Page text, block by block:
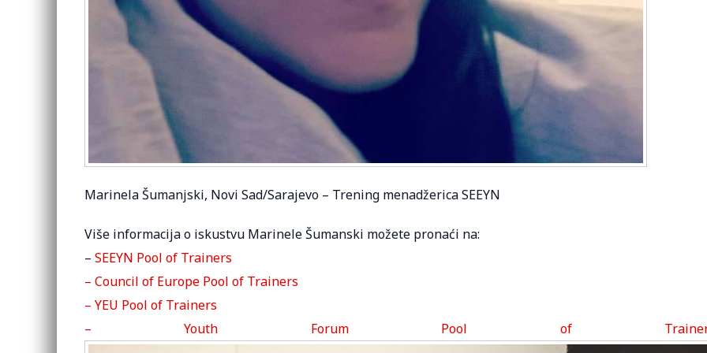
Marinela Šumanjski, Novi Sad/Sarajevo – Trening menadžerica SEEYN
Više informacija o iskustvu Marinele Šumanski možete pronaći na:
– SEEYN Pool of Trainers
– Council of Europe Pool of Trainers
– YEU Pool of Trainers
– Youth Forum Pool of